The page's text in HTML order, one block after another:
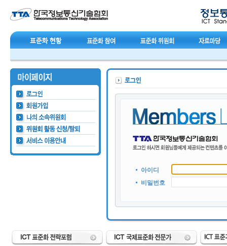
아이디
비밀번호